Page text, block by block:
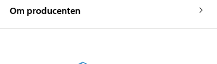
Om producenten